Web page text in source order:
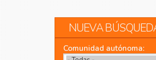
NUEVA
Comunidad autónoma: